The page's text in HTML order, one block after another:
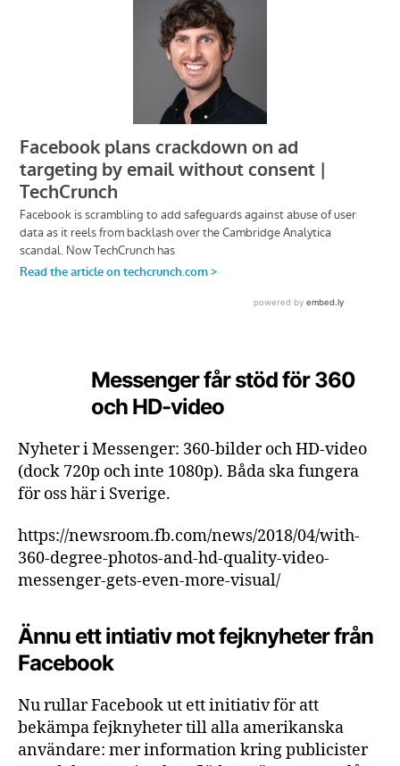
Messenger får stöd för 360
och HD-video
Nyheter i Messenger: 360-bilder och HD-video
(dock 720p och inte 1080p). Båda ska fungera
för oss här i Sverige.
https://newsroom.fb.com/news/2018/04/with-
360-degree-photos-and-hd-quality-video-
messenger-gets-even-more-visual/
Ännu ett intiativ mot fejknyheter från
Facebook
Nu rullar Facebook ut ett initiativ för att
bekämpa fejknyheter till alla amerikanska
användare: mer information kring publicister